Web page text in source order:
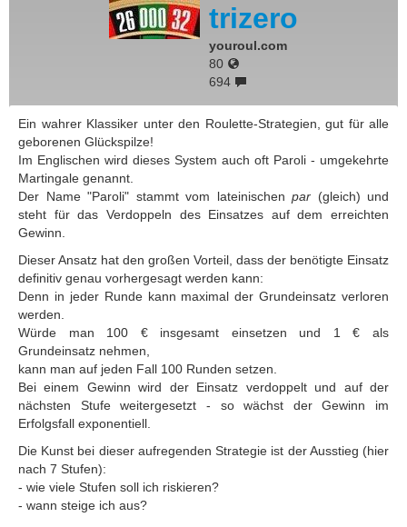
trizero
youroul.com
80
694
Ein wahrer Klassiker unter den Roulette-Strategien, gut für alle
geborenen Glückspilze!
Im Englischen wird dieses System auch oft Paroli - umgekehrte
Martingale genannt.
Der Name "Paroli" stammt vom lateinischen par (gleich) und
steht für das Verdoppeln des Einsatzes auf dem erreichten
Gewinn.
Dieser Ansatz hat den großen Vorteil, dass der benötigte Einsatz
definitiv genau vorhergesagt werden kann:
Denn in jeder Runde kann maximal der Grundeinsatz verloren
werden.
Würde man 100 € insgesamt einsetzen und 1 € als
Grundeinsatz nehmen,
kann man auf jeden Fall 100 Runden setzen.
Bei einem Gewinn wird der Einsatz verdoppelt und auf der
nächsten Stufe weitergesetzt - so wächst der Gewinn im
Erfolgsfall exponentiell.
Die Kunst bei dieser aufregenden Strategie ist der Ausstieg (hier
nach 7 Stufen):
- wie viele Stufen soll ich riskieren?
- wann steige ich aus?